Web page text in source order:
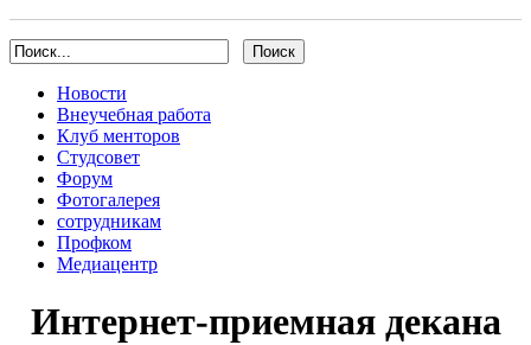
Новости
Внеучебная работа
Клуб менторов
Студсовет
Форум
Фотогалерея
сотрудникам
Профком
Медиацентр
Интернет-приемная декана